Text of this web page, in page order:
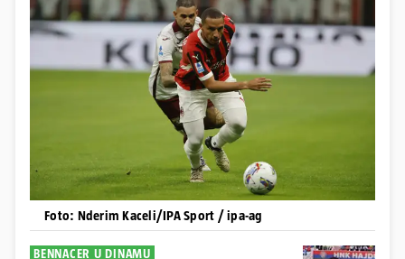
Foto: Nderim Kaceli/IPA Sport / ipa-ag
BENNACER U DINAMU